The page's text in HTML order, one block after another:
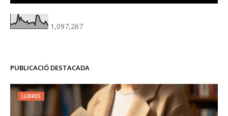
1,097,267
PUBLICACIÓ DESTACADA
LLIBRES